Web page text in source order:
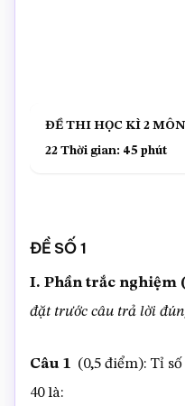
ĐỀ THI HỌC KÌ 2
22 Thời gian: 45 phút
ĐỀ SỐ 1
I. Phần trắc nghiệm
đặt trước câu trả lời
Câu 1 (0,5 điểm): Tỉ
40 là: